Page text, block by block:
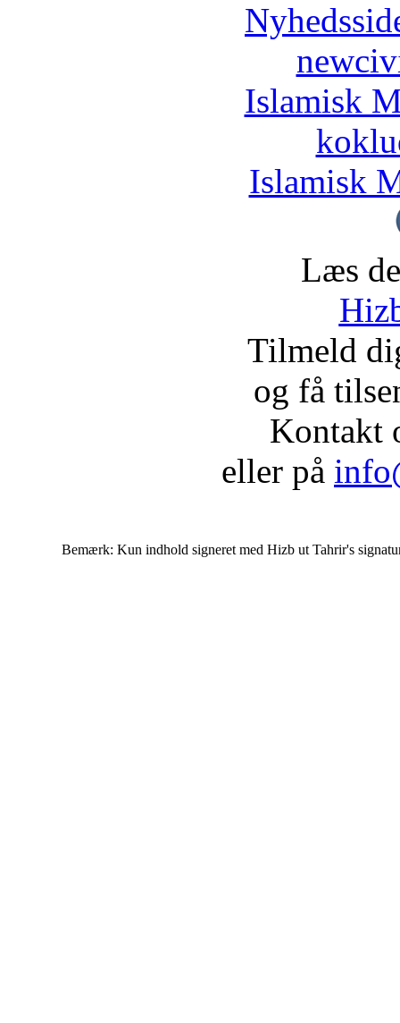
Islamisk
Islamisk
Læs
Tilmeld
og få
Kontakt
eller på
Bemærk: Kun indhold signeret med Hizb ut Tahrir's